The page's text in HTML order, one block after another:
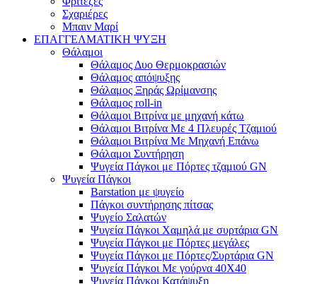
Σχαριέρες
Μπαιν Μαρί
ΕΠΑΓΓΕΛΜΑΤΙΚΗ ΨΥΞΗ
Θάλαμοι
Θάλαμος Δυο Θερμοκρασιών
Θάλαμος απόψυξης
Θάλαμος Ξηράς Ωρίμανσης
Θάλαμος roll-in
Θάλαμοι Βιτρίνα με μηχανή κάτω
Θάλαμοι Βιτρίνα Με 4 Πλευρές Τζαμιού
Θάλαμοι Βιτρίνα Με Μηχανή Επάνω
Θάλαμοι Συντήρηση
Ψυγεία Πάγκοι με Πόρτες τζαμιού GN
Ψυγεία Πάγκοι
Barstation με ψυγείο
Πάγκοι συντήρησης πίτσας
Ψυγείο Σαλατών
Ψυγεία Πάγκοι Χαμηλά με συρτάρια GN
Ψυγεία Πάγκοι με Πόρτες μεγάλες
Ψυγεία Πάγκοι με Πόρτες/Συρτάρια GN
Ψυγεία Πάγκοι Με γούρνα 40Χ40
Ψυγεία Πάγκοι Κατάψυξη